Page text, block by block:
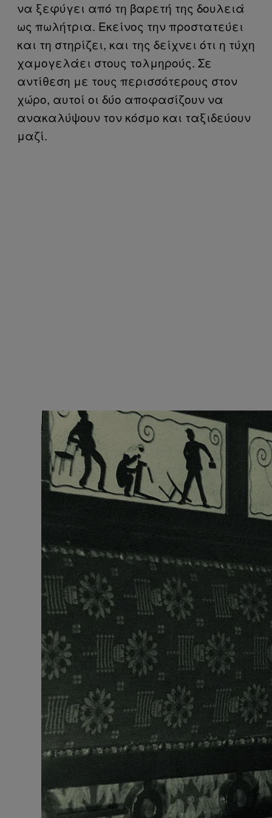
να ξεφύγει από τη βαρετή της δουλειά
ως πωλήτρια. Εκείνος την προστατεύει
και τη στηρίζει, και της δείχνει ότι η τύχη
χαμογελάει στους τολμηρούς. Σε
αντίθεση με τους περισσότερους στον
χώρο, αυτοί οι δύο αποφασίζουν να
ανακαλύψουν τον κόσμο και ταξιδεύουν
μαζί.